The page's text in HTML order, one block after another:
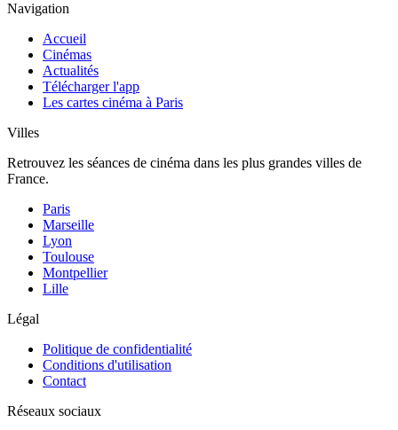
Navigation
Accueil
Cinémas
Actualités
Télécharger l'app
Les cartes cinéma à Paris
Villes
Retrouvez les séances de cinéma dans les plus grandes villes de
France.
Paris
Marseille
Lyon
Toulouse
Montpellier
Lille
Légal
Politique de confidentialité
Conditions d'utilisation
Contact
Réseaux sociaux